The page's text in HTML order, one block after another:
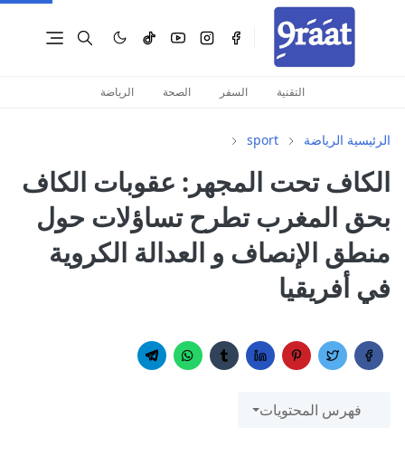
التقنية السفر الصحة الرياضة
الرئيسية الرياضة sport
الكاف تحت المجهر: عقوبات الكاف
بحق المغرب تطرح تساؤلات حول
منطق الإنصاف و العدالة الكروية
في أفريقيا
فهرس المحتويات